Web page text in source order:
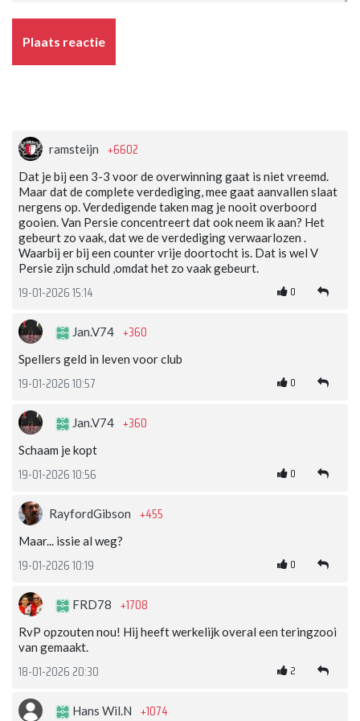
Plaats reactie
ramsteijn +6602
Dat je bij een 3-3 voor de overwinning gaat is niet vreemd.
Maar dat de complete verdediging, mee gaat aanvallen slaat
nergens op. Verdedigende taken mag je nooit overboord
gooien. Van Persie concentreert dat ook neem ik aan? Het
gebeurt zo vaak, dat we de verdediging verwaarlozen .
Waarbij er bij een counter vrije doortocht is. Dat is wel V
Persie zijn schuld ,omdat het zo vaak gebeurt.
19-01-2026 15:14 0
Jan.V74 +360
Spellers geld in leven voor club
19-01-2026 10:57 0
Jan.V74 +360
Schaam je kopt
19-01-2026 10:56 0
RayfordGibson +455
Maar... issie al weg?
19-01-2026 10:19 0
FRD78 +1708
RvP opzouten nou! Hij heeft werkelijk overal een teringzooi
van gemaakt.
18-01-2026 20:30 2
Hans Wil.N +1074